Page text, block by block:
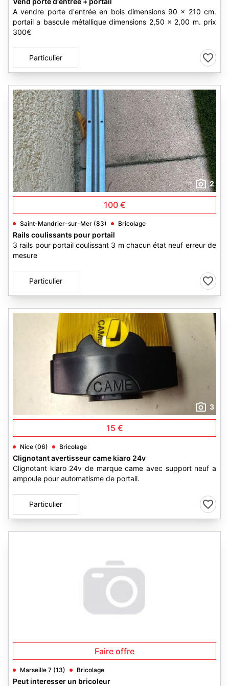
A vendre porte d'entrée en bois dimensions 90 x 210 cm.
portail a bascule métallique dimensions 2,50 x 2,00 m. prix
300€
Particulier
2
100 €
Saint-Mandrier-sur-Mer (83) Bricolage
Rails coulissants pour portail
3 rails pour portail coulissant 3 m chacun état neuf erreur de
mesure
Particulier
3
15 €
Nice (06) Bricolage
Clignotant avertisseur came kiaro 24v
Clignotant kiaro 24v de marque came avec support neuf a
ampoule pour automatisme de portail.
Particulier
Faire offre
Marseille 7 (13) Bricolage
Peut interesser un bricoleur